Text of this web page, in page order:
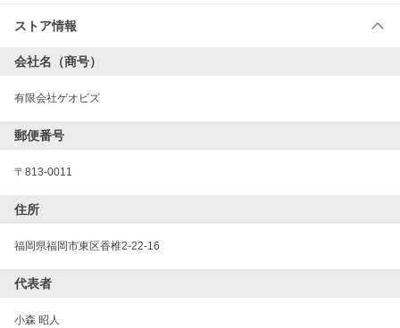
ストア情報
会社名（商号）
有限会社ゲオビズ
郵便番号
〒 813-0011
住所
福岡県福岡市東区香椎2-22-16
代表者
小森 昭人